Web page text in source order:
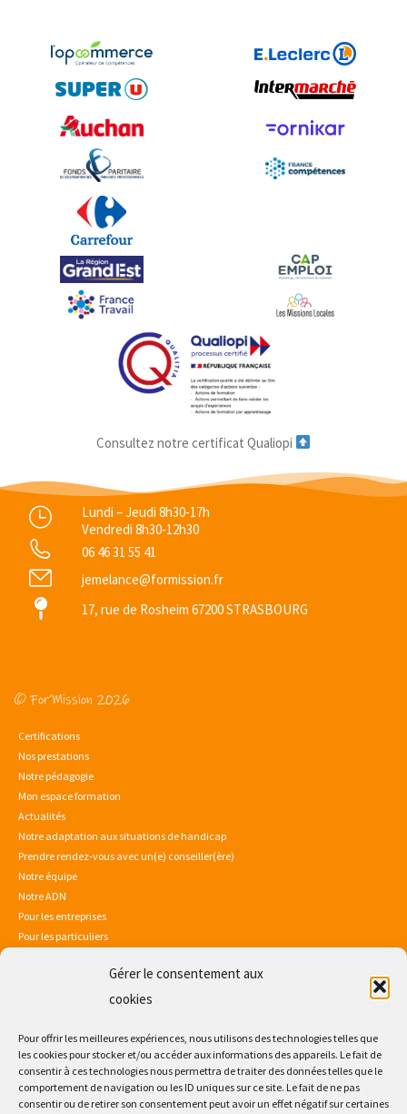
Gérer le consentement aux
cookies
Pour offrir les meilleures expériences, nous utilisons des technologies telles que
les cookies pour stocker et/ou accéder aux informations des appareils. Le fait de
consentir à ces technologies nous permettra de traiter des données telles que le
comportement de navigation ou les ID uniques sur ce site. Le fait de ne pas
consentir ou de retirer son consentement peut avoir un effet négatif sur certaines
Consultez notre certificat Qualiopi
Lundi – Jeudi 8h30-17h
Vendredi 8h30-12h30
06 46 31 55 41
jemelance@formission.fr
17, rue de Rosheim 67200 STRASBOURG
© For’Mission 2026
Certifications
Nos prestations
Notre pédagogie
Mon espace formation
Actualités
Notre adaptation aux situations de handicap
Prendre rendez-vous avec un(e) conseiller(ère)
Notre équipe
Notre ADN
Pour les entreprises
Pour les particuliers
Politique de confidentialité
Consultez notre certificat Qualiopi